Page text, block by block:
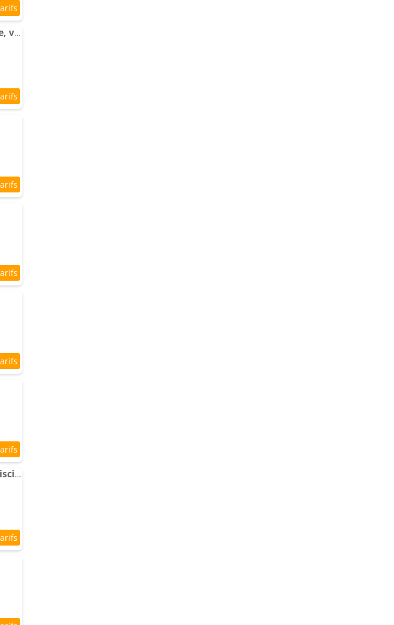
Ensemble au bord de la rivière, salle de jeu familiale, village médiéval , 2h de Paris
Les gîtes de la Grange de Léonie - spas privatifs et Piscine